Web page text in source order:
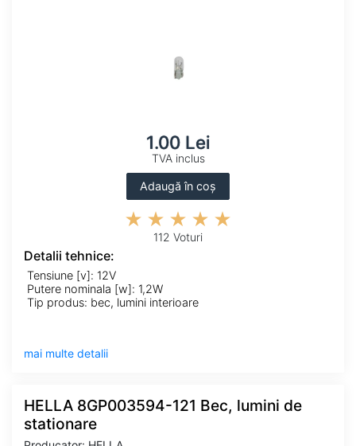
1.00 Lei
TVA inclus
Adaugă în coș
112 Voturi
Detalii tehnice:
Tensiune [v]: 12V
Putere nominala [w]: 1,2W
Tip produs: bec, lumini interioare
mai multe detalii
HELLA 8GP003594-121 Bec, lumini de
stationare